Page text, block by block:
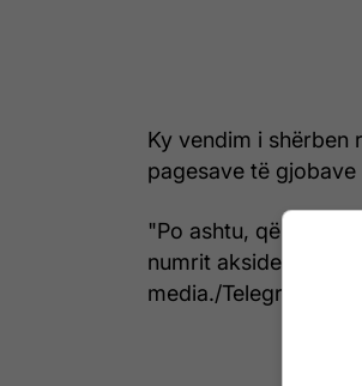
Ky vendim i shërben
pagesave të
"Po ashtu, qëllim i
numrit aksidenteve
media./Telegrafi/